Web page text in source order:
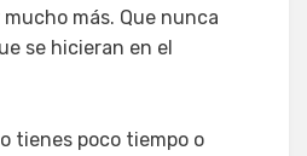
más. Que nunca
se hicieran en el
tienes poco tiempo o